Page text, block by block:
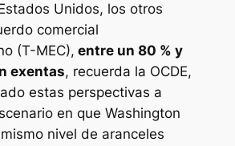
Unidos, los otros
comercial
(T-MEC), entre un 80 % y
exentas, recuerda la OCDE,
estas perspectivas a
en que Washington
nivel de aranceles